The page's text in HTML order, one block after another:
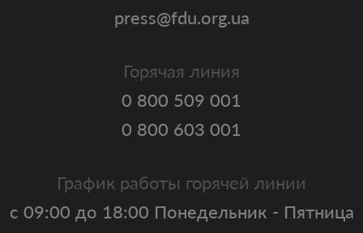
press@fdu.org.ua
Горячая линия
0 800 509 001
0 800 603 001
График работы горячей линии
с 09:00 до 18:00 Понедельник - Пятница